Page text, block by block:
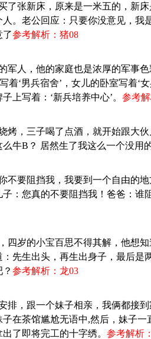
了张新床，原来是一米五的，新
。老公回应：只要你没意见，我
了参考解析：猪08
军人，他的家庭也是浓厚的军事
着‘男兵宿舍’，女儿的卧室写着‘
上写着：‘新兵培养中心’。 参考
烤，三子喝了点酒，就开始跟大
牛B？ 居然生了我这么一个没用
不要阻挡我，我要到一个自由的
：您真的不要阻挡我！爸爸：谁
四岁的小宝百思不得其解，他想
先生出头，再生出身子，最后是
参考解析：龙03
排，跟一个妹子相亲，我俩都接
在茶馆尴尬无语中,然后，妹子
了即将完工的十字绣。 参考解析